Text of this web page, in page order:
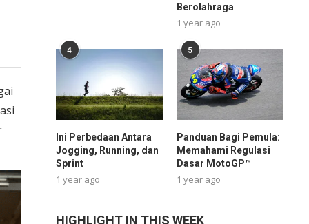
Berolahraga
1 year ago
4
Ini Perbedaan Antara
Jogging, Running, dan
Sprint
1 year ago
5
Panduan Bagi Pemula:
Memahami Regulasi
Dasar MotoGP™
1 year ago
HIGHLIGHT IN THIS WEEK